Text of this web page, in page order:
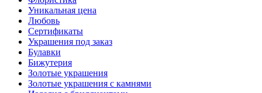
Уникальная цена
Любовь
Сертификаты
Украшения под заказ
Булавки
Бижутерия
Золотые украшения
Золотые украшения с камнями